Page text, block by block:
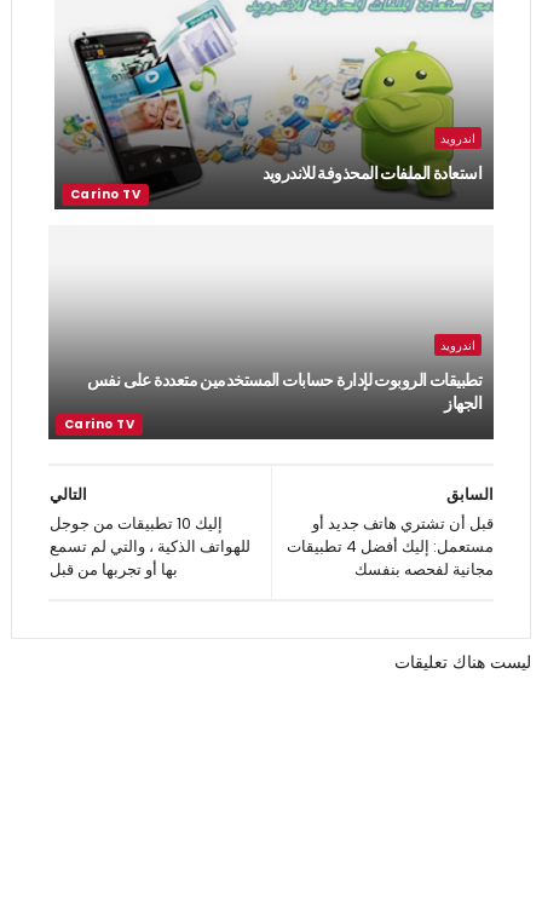
اندرويد
استعادة الملفات المحذوفة للاندرويد
اندرويد
تطبيقات الروبوت لإدارة حسابات المستخدمين متعددة على نفس
الجهاز
التالي
إليك 10 تطبيقات من جوجل
للهواتف الذكية ، والتي لم تسمع
بها أو تجربها من قبل
السابق
قبل أن تشتري هاتف جديد أو
مستعمل: إليك أفضل 4 تطبيقات
مجانية لفحصه بنفسك
ليست هناك تعليقات